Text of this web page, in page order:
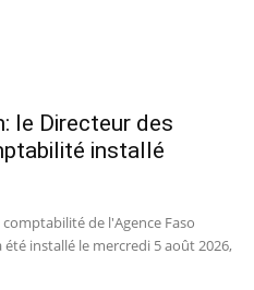
le Directeur des
installé
de l'Agence Faso
installé le mercredi 5 août 2026,